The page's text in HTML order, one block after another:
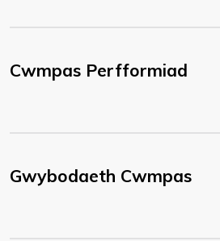
Cwmpas Perfformiad
Gwybodaeth Cwmpas